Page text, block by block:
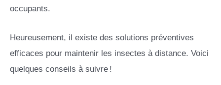
occupants.
Heureusement, il existe des solutions préventives
efficaces pour maintenir les insectes à distance. Voici
quelques conseils à suivre !